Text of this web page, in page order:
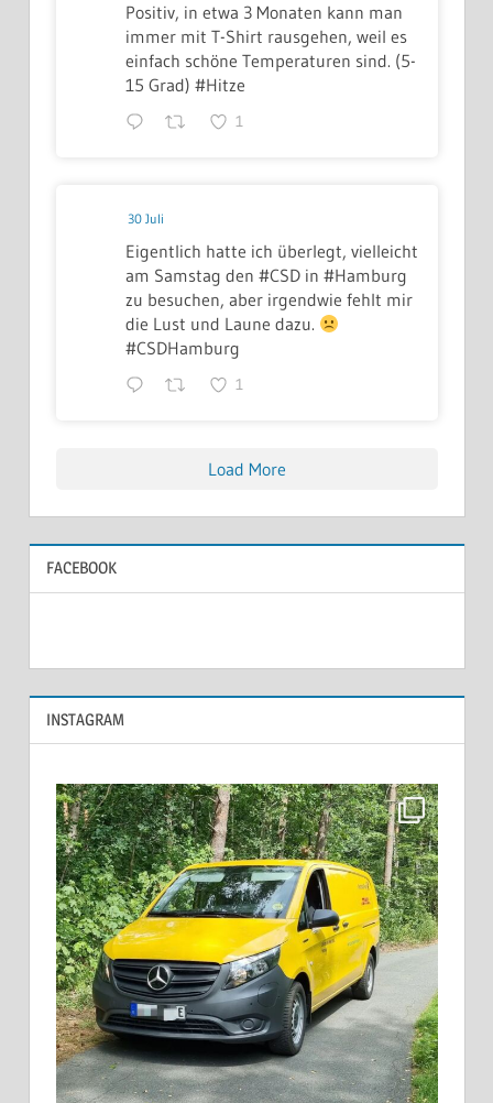
Positiv, in etwa 3 Monaten kann man
immer mit T-Shirt rausgehen, weil es
einfach schöne Temperaturen sind. (5-
15 Grad) #Hitze
1
30 Juli
Eigentlich hatte ich überlegt, vielleicht
am Samstag den #CSD in #Hamburg
zu besuchen, aber irgendwie fehlt mir
die Lust und Laune dazu.
#CSDHamburg
1
Load More
FACEBOOK
INSTAGRAM